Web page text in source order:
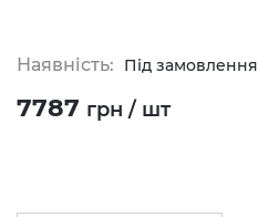
Наявність: Під замовлення
7787 грн / шт